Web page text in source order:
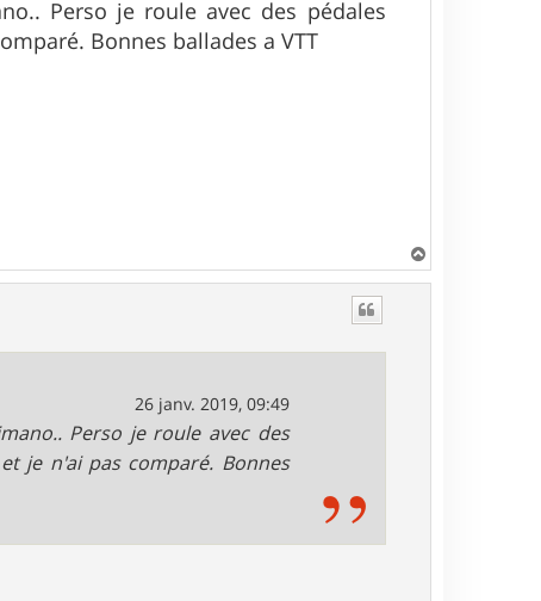
Perso je roule avec des pédales
Bonnes ballades a VTT
a
26 janv. 2019, 09:49
Perso je roule avec des
je n'ai pas comparé. Bonnes